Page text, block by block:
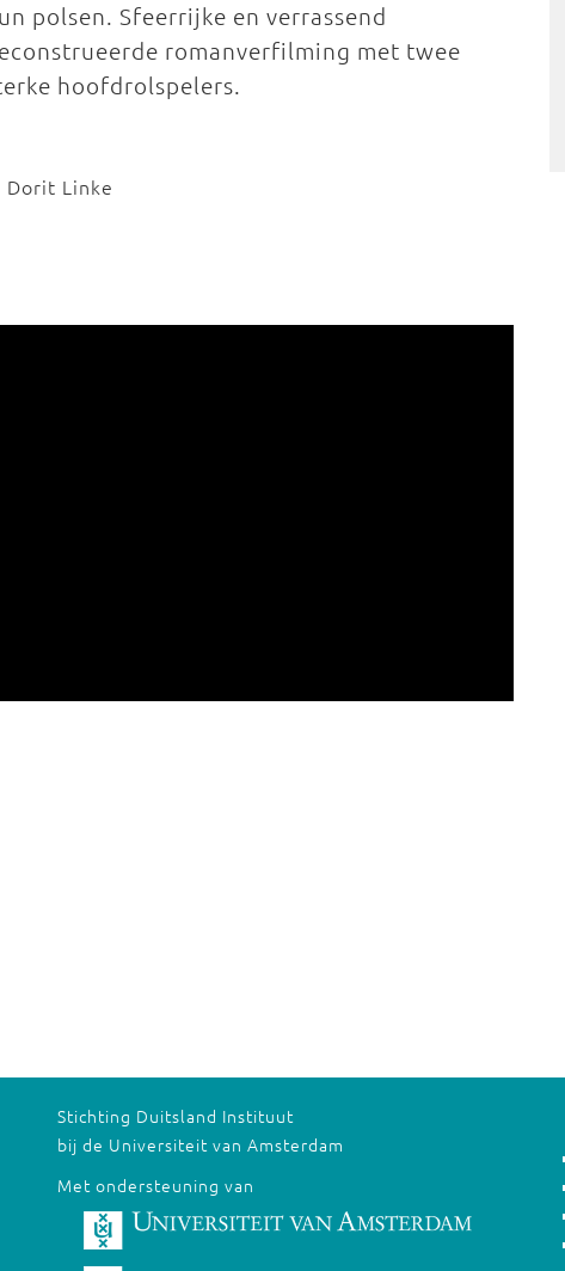
polsen. Sfeerrijke en verrassend
romanverfilming met twee
hoofdrolspelers.
Dorit Linke
Stichting Duitsland Instituut
bij de Universiteit van Amsterdam
Met ondersteuning van